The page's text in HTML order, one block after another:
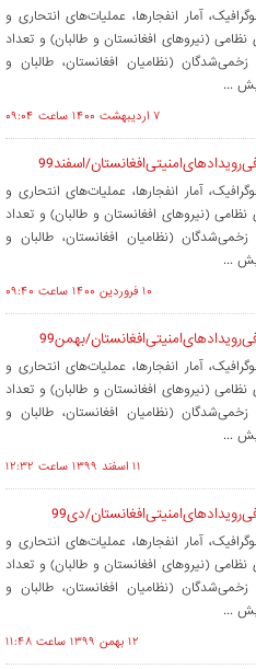
آمار انفجارها، عملیات‌های انتحاری و
(نیروهای افغانستان و طالبان) و تعداد
(نظامیان افغانستان، طالبان و
...
۷ ارديبهشت ۱۴۰۰ ساعت ۰۹:۰۴
اسفند99
آمار انفجارها، عملیات‌های انتحاری و
(نیروهای افغانستان و طالبان) و تعداد
(نظامیان افغانستان، طالبان و
...
۱۰ فروردين ۱۴۰۰ ساعت ۰۹:۴۰
بهمن99
آمار انفجارها، عملیات‌های انتحاری و
(نیروهای افغانستان و طالبان) و تعداد
(نظامیان افغانستان، طالبان و
...
۱۱ اسفند ۱۳۹۹ ساعت ۱۲:۳۲
دی99
آمار انفجارها، عملیات‌های انتحاری و
(نیروهای افغانستان و طالبان) و تعداد
(نظامیان افغانستان، طالبان و
...
۱۲ بهمن ۱۳۹۹ ساعت ۱۱:۴۸